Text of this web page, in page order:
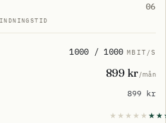
06
1000 / 1000 MBIT/S
899 kr /mån
899 kr